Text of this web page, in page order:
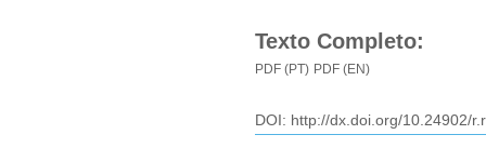
Texto Completo:
PDF (PT) PDF (EN)
DOI: http://dx.doi.org/10.24902/